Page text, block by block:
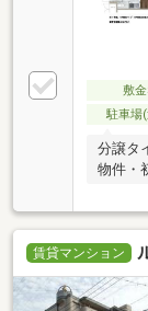
敷
駐車場
分譲タ
物件・
賃貸マンション